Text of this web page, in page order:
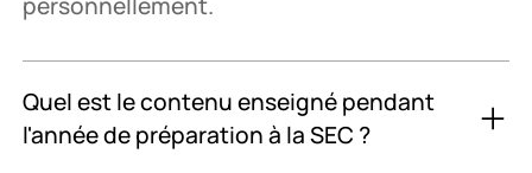
Quel est le contenu enseigné pendant
l'année de préparation à la SEC ?